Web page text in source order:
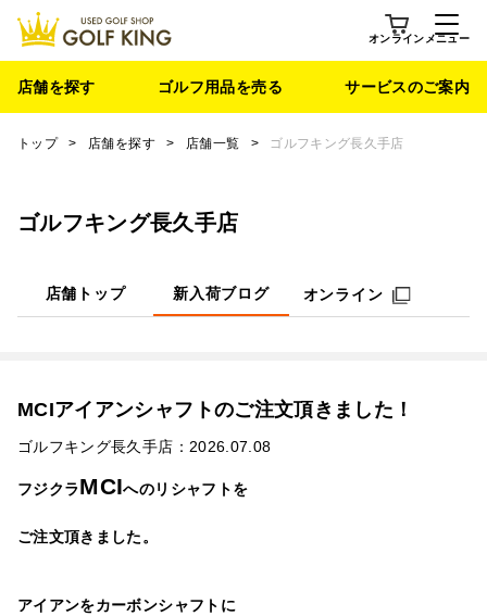
オンライン メニュー
店舗を探す ゴルフ用品を売る サービスのご案内
トップ > 店舗を探す > 店舗一覧 > ゴルフキング長久手店
ゴルフキング長久手店
店舗トップ 新入荷ブログ オンライン
MCIアイアンシャフトのご注文頂きました！
ゴルフキング長久手店：2026.07.08
フジクラMCIへのリシャフトを
ご注文頂きました。
アイアンをカーボンシャフトに